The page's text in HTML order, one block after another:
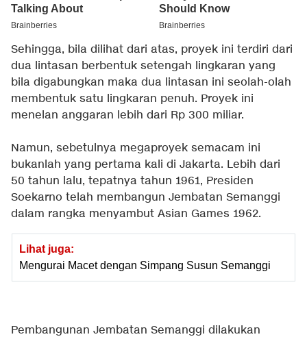
Sehingga, bila dilihat dari atas, proyek ini terdiri dari
dua lintasan berbentuk setengah lingkaran yang
bila digabungkan maka dua lintasan ini seolah-olah
membentuk satu lingkaran penuh. Proyek ini
menelan anggaran lebih dari Rp 300 miliar.
Namun, sebetulnya megaproyek semacam ini
bukanlah yang pertama kali di Jakarta. Lebih dari
50 tahun lalu, tepatnya tahun 1961, Presiden
Soekarno telah membangun Jembatan Semanggi
dalam rangka menyambut Asian Games 1962.
Lihat juga:
Mengurai Macet dengan Simpang Susun Semanggi
Pembangunan Jembatan Semanggi dilakukan